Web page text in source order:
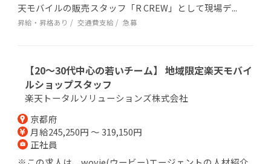
天モバイルの販売スタッフ「R CREW」として現場デ...
昇給・昇格あり 交通費支給 急募
【20～30代中心の若いチーム】 地域限定楽天モバイ
ルショップスタッフ
楽天トータルソリューションズ株式会社
京都府
月給245,250円 ～ 319,150円
正社員